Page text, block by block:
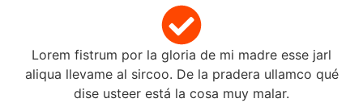
Lorem fistrum por la gloria de mi madre esse jarl
aliqua llevame al sircoo. De la pradera ullamco qué
dise usteer está la cosa muy malar.